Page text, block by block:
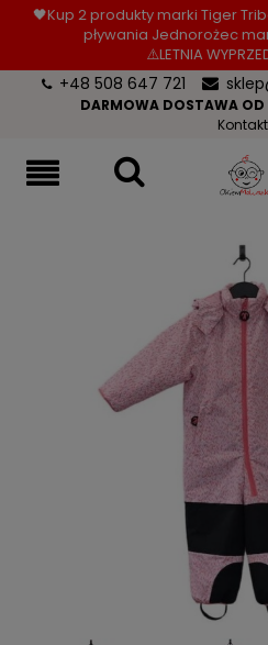
🖤Kup 2 produkty marki Tiger
pływania Jednorożec
⚠️LETNIA
+48 508 647 721
DARMOWA DOSTAWA
Kontakt